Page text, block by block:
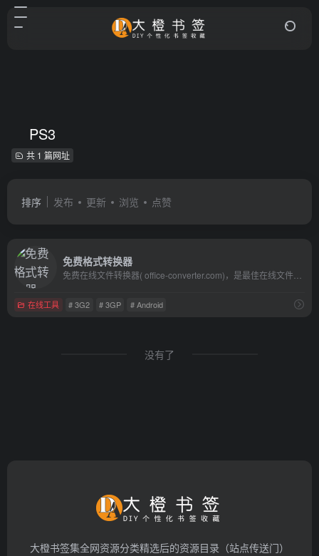
PS3
共 1 篇网址
排序 发布 更新 浏览 点赞
免费格式转换器
在线工具 # 3G2 # 3GP # Android
没有了
大橙书签集全网资源分类精选后的资源目录（站点传送门）